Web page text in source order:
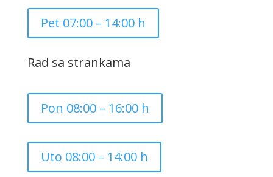
Pet 07:00 – 14:00 h
Rad sa strankama
Pon 08:00 – 16:00 h
Uto 08:00 – 14:00 h